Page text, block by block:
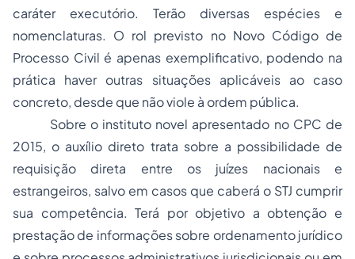
caráter executório. Terão diversas espécies e
nomenclaturas. O rol previsto no Novo Código de
Processo Civil é apenas exemplificativo, podendo na
prática haver outras situações aplicáveis ao caso
concreto, desde que não viole à ordem pública.
Sobre o instituto novel apresentado no CPC de
2015, o auxílio direto trata sobre a possibilidade de
requisição direta entre os juízes nacionais e
estrangeiros, salvo em casos que caberá o STJ cumprir
sua competência. Terá por objetivo a obtenção e
prestação de informações sobre ordenamento jurídico